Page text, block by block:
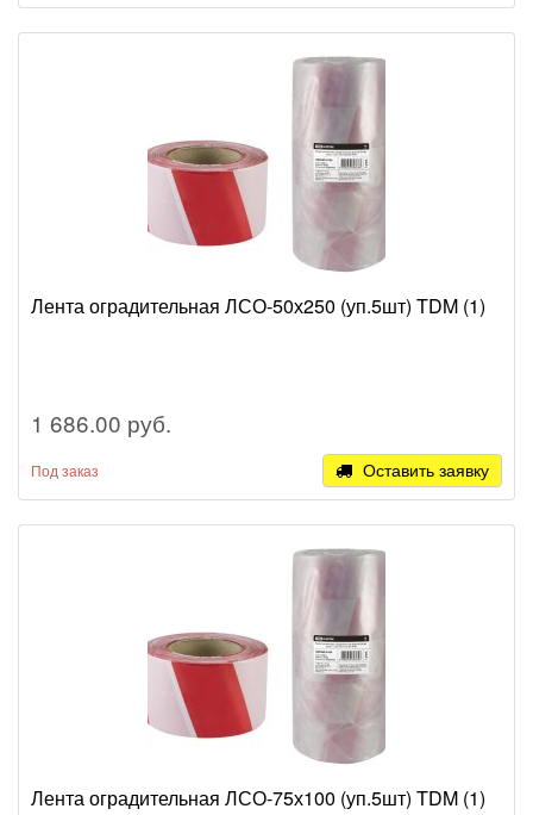
Лента оградительная ЛСО-50х250 (уп.5шт) TDM (1)
1 686.00 руб.
Под заказ Оставить заявку
Лента оградительная ЛСО-75х100 (уп.5шт) TDM (1)